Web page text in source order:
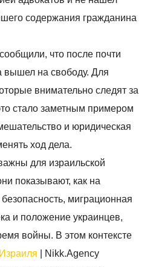
содержания гражданина
что после почти
вышел на свободу. Для
внимательно следят за
стало заметным примером
и юридическая
ход дела.
для израильской
показывают, как на
миграционная
и положение украинцев,
войны. В этом контексте
| Nikk.Agency